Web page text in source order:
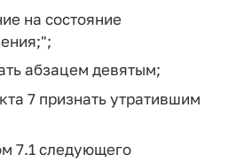
на состояние
абзацем девятым;
7 признать утратившим
7.1 следующего